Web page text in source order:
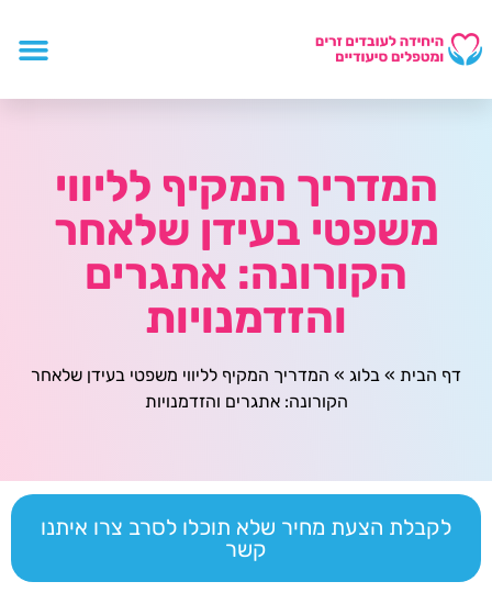
המדריך המקיף לליווי
משפטי בעידן שלאחר
הקורונה: אתגרים
והזדמנויות
דף הבית » בלוג » המדריך המקיף לליווי משפטי בעידן שלאחר
הקורונה: אתגרים והזדמנויות
לקבלת הצעת מחיר שלא תוכלו לסרב צרו איתנו
קשר